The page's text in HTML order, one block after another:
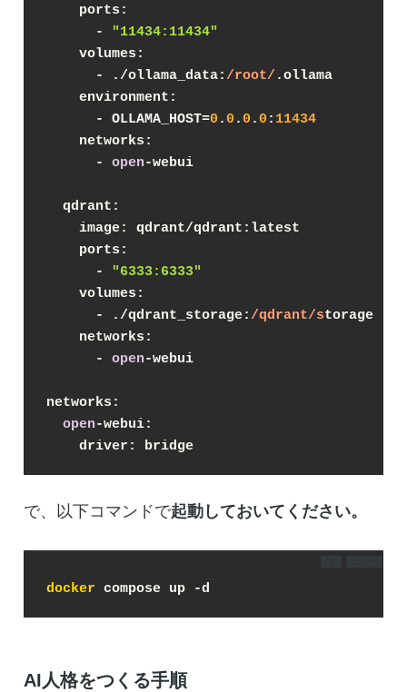
    ports:
      -
"11434:11434"
    volumes:
      - ./ollama_data:
/root/ .ollama
    environment:
      - OLLAMA_HOST=
0 . 0 . 0 . 0 : 11434
    networks:
      -
open-webui
  qdrant:
    image: qdrant/qdrant:latest
    ports:
      -
"6333:6333"
    volumes:
      - ./qdrant_storage:
/qdrant/storage
    networks:
      -
open-webui
networks:
open-webui:
    driver: bridge
で、以下コマンドで起動しておいてください。
docker compose up -d
AI人格をつくる手順